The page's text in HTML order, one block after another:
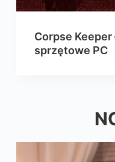
Corpse Keeper
sprzętowe PC